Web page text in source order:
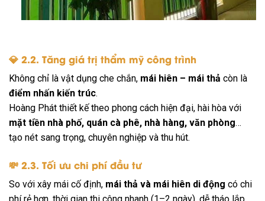
💎 2.2. Tăng giá trị thẩm mỹ công trình
Không chỉ là vật dụng che chắn, mái hiên – mái thả còn là
điểm nhấn kiến trúc.
Hoàng Phát thiết kế theo phong cách hiện đại, hài hòa với
mặt tiền nhà phố, quán cà phê, nhà hàng, văn phòng…
tạo nét sang trọng, chuyên nghiệp và thu hút.
💸 2.3. Tối ưu chi phí đầu tư
So với xây mái cố định, mái thả và mái hiên di động có chi